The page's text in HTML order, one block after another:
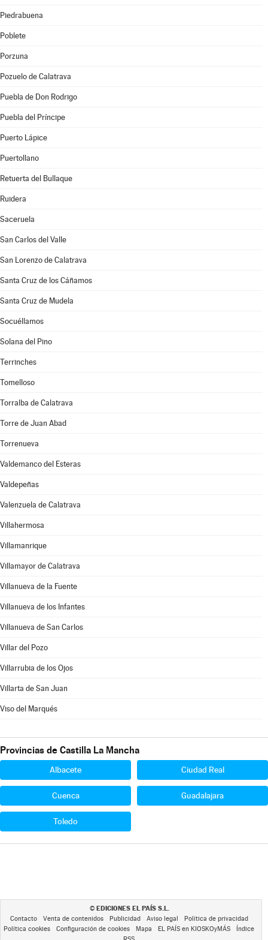
Piedrabuena
Poblete
Porzuna
Pozuelo de Calatrava
Puebla de Don Rodrigo
Puebla del Príncipe
Puerto Lápice
Puertollano
Retuerta del Bullaque
Ruidera
Saceruela
San Carlos del Valle
San Lorenzo de Calatrava
Santa Cruz de los Cáñamos
Santa Cruz de Mudela
Socuéllamos
Solana del Pino
Terrinches
Tomelloso
Torralba de Calatrava
Torre de Juan Abad
Torrenueva
Valdemanco del Esteras
Valdepeñas
Valenzuela de Calatrava
Villahermosa
Villamanrique
Villamayor de Calatrava
Villanueva de la Fuente
Villanueva de los Infantes
Villanueva de San Carlos
Villar del Pozo
Villarrubia de los Ojos
Villarta de San Juan
Viso del Marqués
Provincias de Castilla La Mancha
Albacete Ciudad Real
Cuenca Guadalajara
Toledo
© EDICIONES EL PAÍS S.L.
Contacto Venta de contenidos Publicidad Aviso legal
Política de privacidad
Política cookies
Configuración de cookies Mapa EL PAÍS en KIOSKOyMÁS
Índice